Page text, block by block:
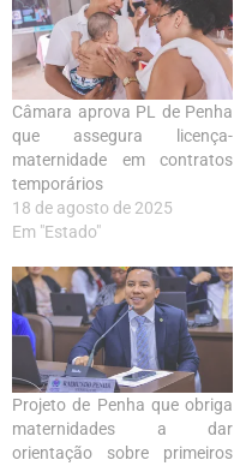
Câmara aprova PL de Penha
que assegura licença-
maternidade em contratos
temporários
18 de agosto de 2025
Em "Estado"
Projeto de Penha que obriga
maternidades a dar
orientação sobre primeiros